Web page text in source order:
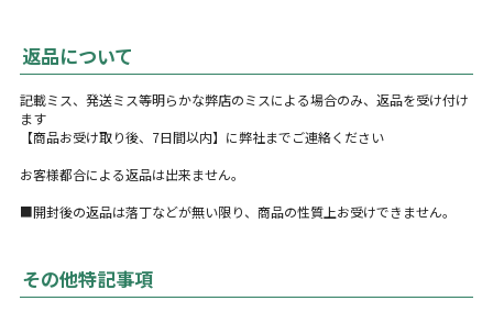
返品について
記載ミス、発送ミス等明らかな弊店のミスによる場合のみ、返品を受け付け
ます
【商品お受け取り後、7日間以内】に弊社までご連絡ください
お客様都合による返品は出来ません。
■開封後の返品は落丁などが無い限り、商品の性質上お受けできません。
その他特記事項